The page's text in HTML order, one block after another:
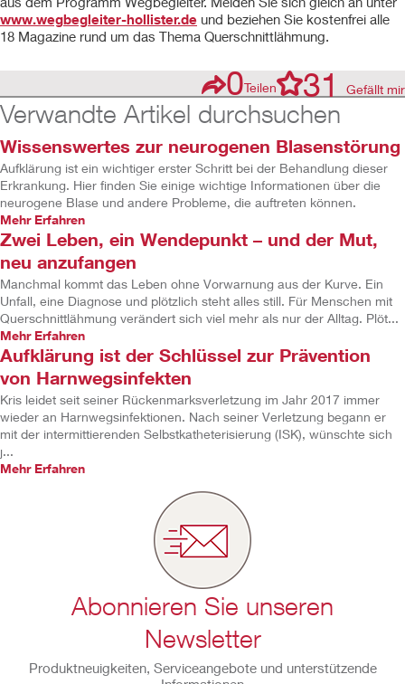
www.wegbegleiter-hollister.de und beziehen Sie kostenfrei alle
18 Magazine rund um das Thema Querschnittlähmung.
0Teilen 31 Gefällt mir
Verwandte Artikel durchsuchen
Wissenswertes zur neurogenen Blasenstörung
Aufklärung ist ein wichtiger erster Schritt bei der Behandlung dieser
Erkrankung. Hier finden Sie einige wichtige Informationen über die
neurogene Blase und andere Probleme, die auftreten können.
Mehr Erfahren
Zwei Leben, ein Wendepunkt – und der Mut,
neu anzufangen
Manchmal kommt das Leben ohne Vorwarnung aus der Kurve. Ein
Unfall, eine Diagnose und plötzlich steht alles still. Für Menschen mit
Querschnittlähmung verändert sich viel mehr als nur der Alltag. Plöt...
Mehr Erfahren
Aufklärung ist der Schlüssel zur Prävention
von Harnwegsinfekten
Kris leidet seit seiner Rückenmarksverletzung im Jahr 2017 immer
wieder an Harnwegsinfektionen. Nach seiner Verletzung begann er
mit der intermittierenden Selbstkatheterisierung (ISK), wünschte sich
j...
Mehr Erfahren
Abonnieren Sie unseren
Newsletter
Produktneuigkeiten, Serviceangebote und unterstützende